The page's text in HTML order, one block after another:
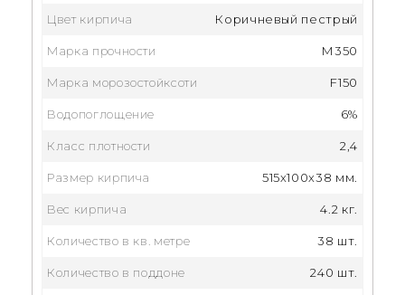
Цвет кирпича Коричневый пестрый
Марка прочности М350
Марка морозостойксоти F150
Водопоглощение 6%
Класс плотности 2,4
Размер кирпича 515x100x38 мм.
Вес кирпича 4.2 кг.
Количество в кв. метре 38 шт.
Количество в поддоне 240 шт.